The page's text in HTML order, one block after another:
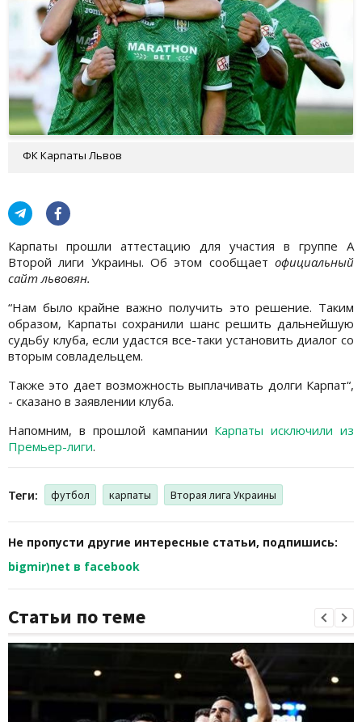
ФК Карпаты Львов
Карпаты прошли аттестацию для участия в группе А
Второй лиги Украины. Об этом сообщает официальный
сайт львовян.
“Нам было крайне важно получить это решение. Таким
образом, Карпаты сохранили шанс решить дальнейшую
судьбу клуба, если удастся все-таки установить диалог со
вторым совладельцем.
Также это дает возможность выплачивать долги Карпат“,
- сказано в заявлении клуба.
Напомним, в прошлой кампании Карпаты исключили из
Премьер-лиги.
Теги: футбол карпаты Вторая лига Украины
Не пропусти другие интересные статьи, подпишись:
bigmir)net в facebook
Статьи по теме